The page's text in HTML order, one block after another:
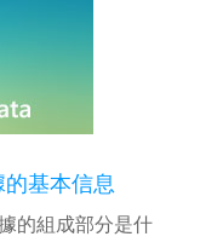
基本信息
的組成部分是什